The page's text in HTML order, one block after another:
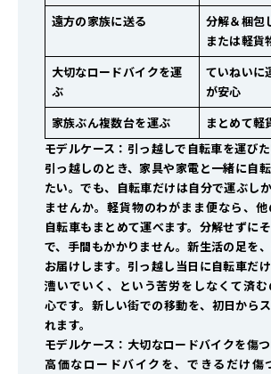
遠方の家族に送る
分解＆梱包
または軽貨
大切なロードバイクを運
ぶ
ていねいに
が安心
家族ぶん複数台を運ぶ
まとめて軽
モデルケース：引っ越しで自転車を運び
引っ越しのとき、家具や家電と一緒に自
たい。でも、自転車だけは自分で運ぶし
ませんか。軽貨物のわがまま便なら、
自転車もまとめて運べます。分解せずに
で、手間もかかりません。新生活の足を
お届けします。引っ越し当日に自転車だ
漕いでいく、という苦労をしなくて済
心です。新しい街での移動を、初日から
れます。
モデルケース：大切なロードバイクを傷
高価なロードバイクを、できるだけ傷